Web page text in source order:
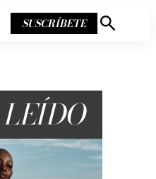
SUSCRÍBETE
Mostrar